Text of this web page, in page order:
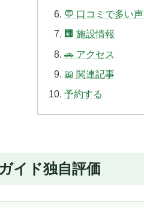
💬 口コミで多い声
🏢 施設情報
🚗 アクセス
📖 関連記事
予約する
イド独自評価